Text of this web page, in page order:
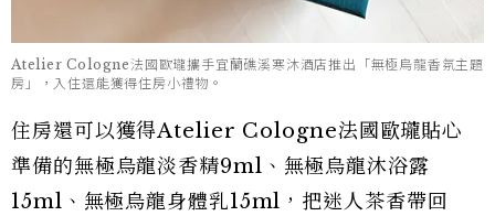
Atelier Cologne法國歐瓏攜手宜蘭礁溪寒沐酒店推出「無極烏龍香氛主題
房」，入住還能獲得住房小禮物。
住房還可以獲得Atelier Cologne法國歐瓏貼心
準備的無極烏龍淡香精9ml、無極烏龍沐浴露
15ml、無極烏龍身體乳15ml，把迷人茶香帶回